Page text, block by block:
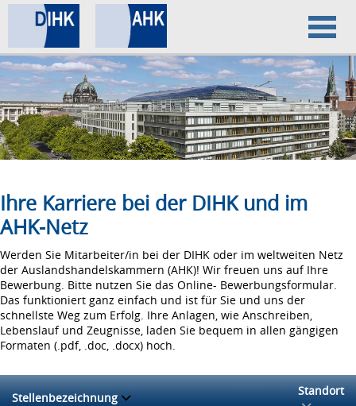
Home
Datenschutz
Impressum
Ihre Karriere bei der DIHK und im
AHK-Netz
Werden Sie Mitarbeiter/in bei der DIHK oder im weltweiten Netz
der Auslandshandelskammern (AHK)! Wir freuen uns auf Ihre
Bewerbung. Bitte nutzen Sie das Online- Bewerbungsformular.
Das funktioniert ganz einfach und ist für Sie und uns der
schnellste Weg zum Erfolg. Ihre Anlagen, wie Anschreiben,
Lebenslauf und Zeugnisse, laden Sie bequem in allen gängigen
Formaten (.pdf, .doc, .docx) hoch.
Stellenbezeichnung Standort